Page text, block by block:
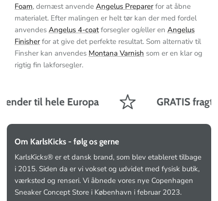
Foam, dernæst anvende Angelus Preparerfor at åbne
materialet. Efter malingen er helt tør kan der med fordel
anvendes Angelus 4-coatforsegler og/eller en Angelus
Finisherfor at give det perfekte resultat. Som alternativ til
Finsher kan anvendes Montana Varnish som er en klar og
rigtig fin lakforsegler.
til hele Europa GRATIS fragt
Om KarlsKicks - følg os gerne
KarlsKicks® er et dansk brand, som blev etableret tilbage
i 2015. Siden da er vi vokset og udvidet med fysisk butik,
værksted og renseri. Vi åbnede vores nye Copenhagen
Sneaker Concept Store i København i februar 2023.